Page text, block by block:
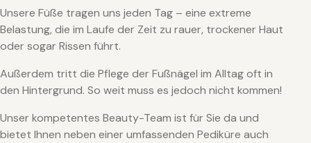
Unsere Füße tragen uns jeden Tag – eine extreme
Belastung, die im Laufe der Zeit zu rauer, trockener Haut
oder sogar Rissen führt.
Außerdem tritt die Pflege der Fußnägel im Alltag oft in
den Hintergrund. So weit muss es jedoch nicht kommen!
Unser kompetentes Beauty-Team ist für Sie da und
bietet Ihnen neben einer umfassenden Pediküre auch